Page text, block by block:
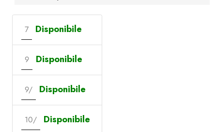
7 Disponibile
9 Disponibile
9/ Disponibile
10/ Disponibile